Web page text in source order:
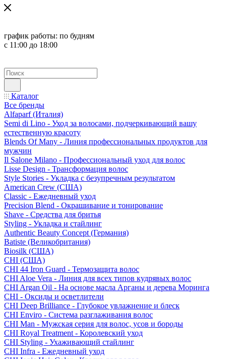
график работы: по будням
с 11:00 до 18:00
Каталог
Все бренды
Alfaparf (Италия)
Semi di Lino - Уход за волосами, подчеркивающий вашу
естественную красоту
Blends Of Many - Линия профессиональных продуктов для
мужчин
Il Salone Milano - Профессиональный уход для волос
Lisse Design - Трансформация волос
Style Stories - Укладка с безупречным результатом
American Crew (США)
Classic - Ежедневный уход
Precision Blend - Окрашивание и тонирование
Shave - Средства для бритья
Styling - Укладка и стайлинг
Authentic Beauty Concept (Германия)
Batiste (Великобритания)
Biosilk (США)
CHI (США)
CHI 44 Iron Guard - Термозащита волос
CHI Aloe Vera - Линия для всех типов кудрявых волос
CHI Argan Oil - На основе масла Арганы и дерева Моринга
CHI - Оксиды и осветлители
CHI Deep Brilliance - Глубокое увлажнение и блеск
CHI Enviro - Система разглаживания волос
CHI Man - Мужская серия для волос, усов и бороды
CHI Royal Treatment - Королевский уход
CHI Styling - Ухаживающий стайлинг
CHI Infra - Ежедневный уход